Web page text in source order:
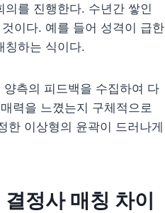
를 진행한다. 수년간 쌓인
이다. 예를 들어 성격이 급한
칭하는 식이다.
측의 피드백을 수집하여 다
력을 느꼈는지 구체적으로
한 이상형의 윤곽이 드러나게
정사 매칭 차이